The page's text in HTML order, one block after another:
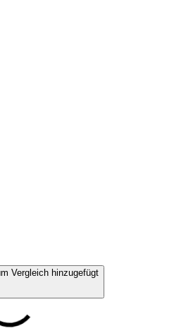
Vergleich hinzugefügt